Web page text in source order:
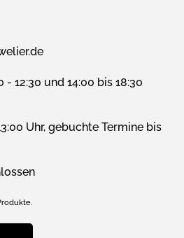
- 12:30 und 14:00 bis 18:30
Uhr, gebuchte Termine bis